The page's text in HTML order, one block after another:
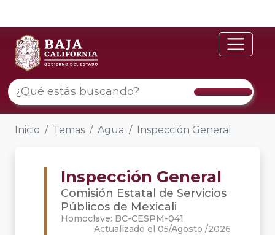
Inicio Temas Agua Inspección General
Inspección General
Comisión Estatal de Servicios
Públicos de Mexicali
Homoclave: BC-CESPM-041
Actualizado el 05/Agosto /2026